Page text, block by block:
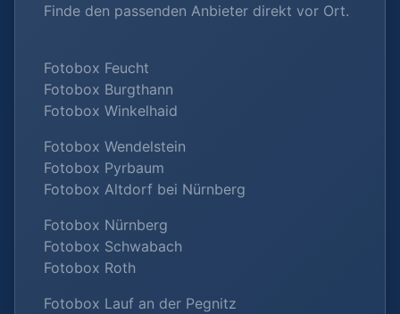
Finde den passenden Anbieter direkt vor Ort.
Fotobox Feucht
Fotobox Burgthann
Fotobox Winkelhaid
Fotobox Wendelstein
Fotobox Pyrbaum
Fotobox Altdorf bei Nürnberg
Fotobox Nürnberg
Fotobox Schwabach
Fotobox Roth
Fotobox Lauf an der Pegnitz